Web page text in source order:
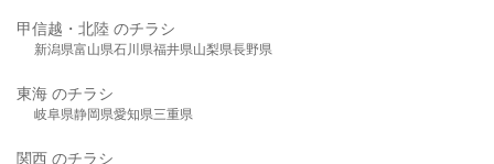
甲信越・北陸 のチラシ
新潟県富山県石川県福井県山梨県長野県
東海 のチラシ
岐阜県静岡県愛知県三重県
関西 のチラシ